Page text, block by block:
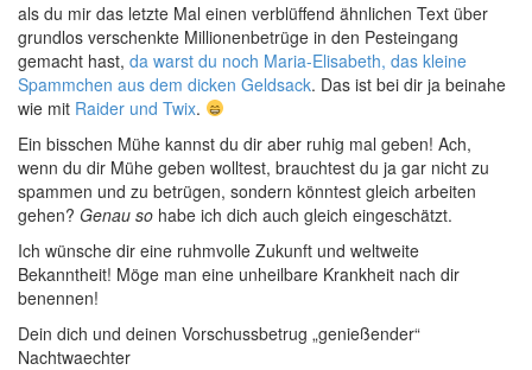
als du mir das letzte Mal einen verblüffend ähnlichen Text über
grundlos verschenkte Millionenbetrüge in den Pesteingang
gemacht hast, da warst du noch Maria-Elisabeth, das kleine
Spammchen aus dem dicken Geldsack. Das ist bei dir ja beinahe
wie mit Raider und Twix.
Ein bisschen Mühe kannst du dir aber ruhig mal geben! Ach,
wenn du dir Mühe geben wolltest, brauchtest du ja gar nicht zu
spammen und zu betrügen, sondern könntest gleich arbeiten
gehen? Genau so habe ich dich auch gleich eingeschätzt.
Ich wünsche dir eine ruhmvolle Zukunft und weltweite
Bekanntheit! Möge man eine unheilbare Krankheit nach dir
benennen!
Dein dich und deinen Vorschussbetrug „genießender“
Nachtwaechter